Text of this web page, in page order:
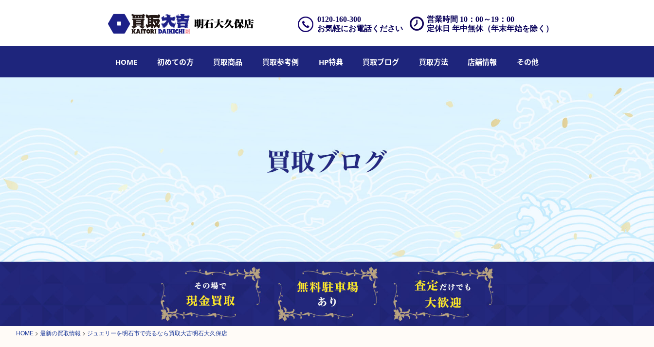
営業時間 10：00～19：00
定休日 年中無休（年末年始を除く）
0120-160-300
お気軽にお電話ください
HOME 初めての方 買取商品 買取参考例 HP特典 買取ブログ 買取方法 店舗情報 その他
HOME > 最新の買取情報 > ジュエリーを明石市で売るなら買取大吉明石大久保店